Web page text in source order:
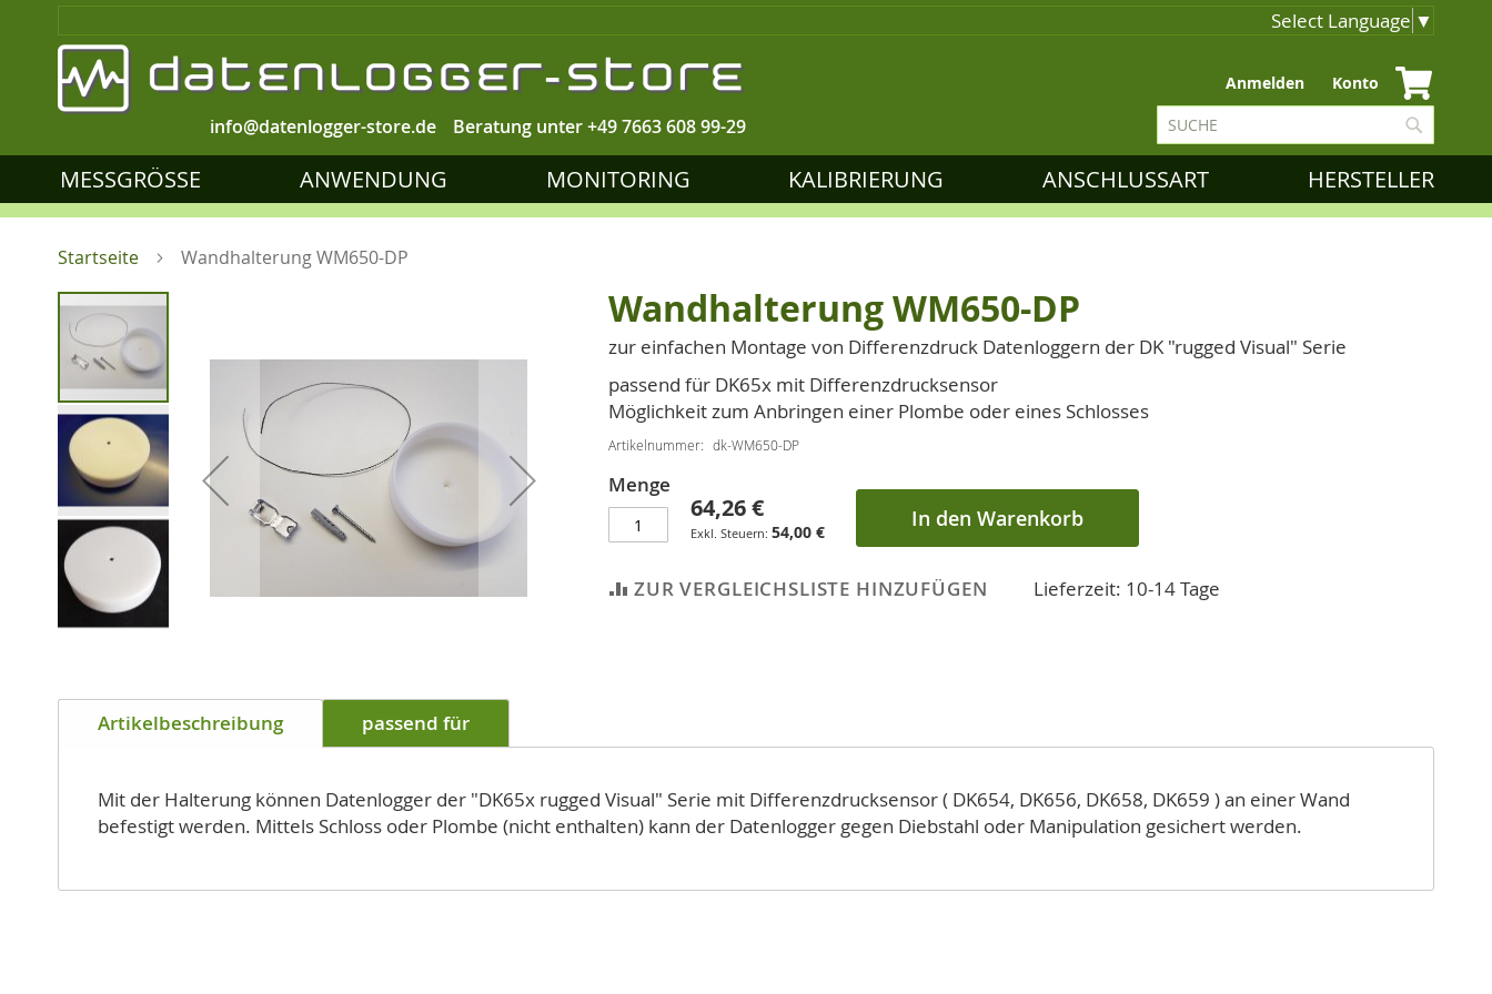
Select Language ▼
Beratung unter+49 7663 608 99-29
info@datenlogger-store.de
Zum
Inhalt
springen
Anmelden Konto
Suche
MESSGRÖSSE ANWENDUNG MONITORING KALIBRIERUNG ANSCHLUSSART HERSTELLER
Startseite Wandhalterung WM650-DP
Zum
Ende
der
Bildgalerie
springen
Anfang
springen
Wandhalterung WM650-DP
zur einfachen Montage von Differenzdruck Datenloggern der DK "rugged Visual" Serie
passend für DK65x mit Differenzdrucksensor
Möglichkeit zum Anbringen einer Plombe oder eines Schlosses
Artikelnummer dk-WM650-DP
Menge
64,26 €
54,00 € In den Warenkorb
ZUR VERGLEICHSLISTE HINZUFÜGEN Lieferzeit: 10-14 Tage
Artikelbeschreibung passend für
Mit der Halterung können Datenlogger der "DK65x rugged Visual" Serie mit Differenzdrucksensor ( DK654, DK656, DK658, DK659 ) an einer Wand
befestigt werden. Mittels Schloss oder Plombe (nicht enthalten) kann der Datenlogger gegen Diebstahl oder Manipulation gesichert werden.